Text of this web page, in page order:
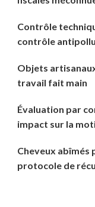
Contrôle
contrôle
Objets
travail fait main
Évaluation par
impact sur la
Cheveux abîmés
protocole de